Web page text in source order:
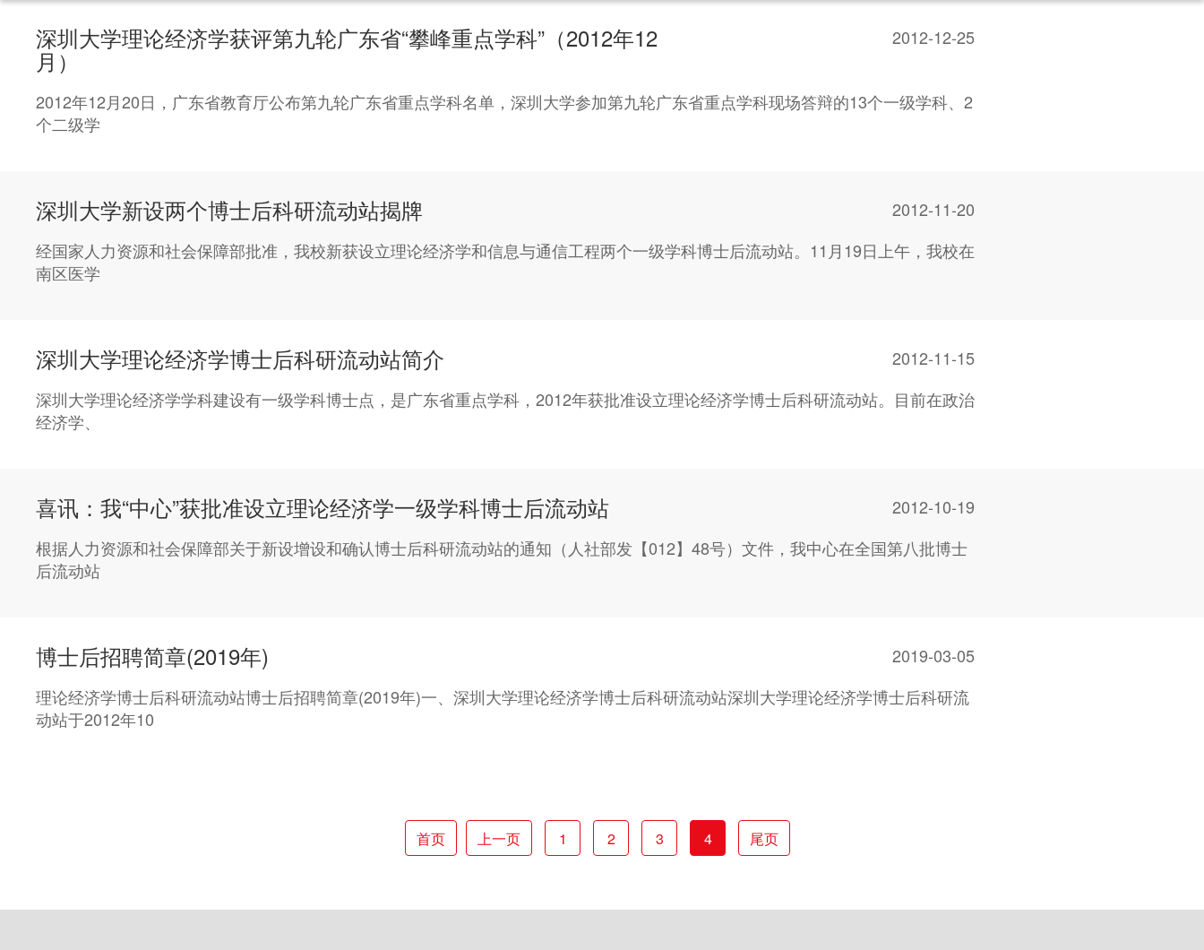
深圳大学理论经济学获评第九轮广东省“攀峰重点学科”（2012年12
月）
2012-12-25
2012年12月20日，广东省教育厅公布第九轮广东省重点学科名单，深圳大学参加第九轮广东省重点学科现场答辩的13个一级学科、2
个二级学
深圳大学新设两个博士后科研流动站揭牌
2012-11-20
经国家人力资源和社会保障部批准，我校新获设立理论经济学和信息与通信工程两个一级学科博士后流动站。11月19日上午，我校在
南区医学
深圳大学理论经济学博士后科研流动站简介
2012-11-15
深圳大学理论经济学学科建设有一级学科博士点，是广东省重点学科，2012年获批准设立理论经济学博士后科研流动站。目前在政治
经济学、
喜讯：我“中心”获批准设立理论经济学一级学科博士后流动站
2012-10-19
根据人力资源和社会保障部关于新设增设和确认博士后科研流动站的通知（人社部发【012】48号）文件，我中心在全国第八批博士
后流动站
博士后招聘简章(2019年)
2019-03-05
理论经济学博士后科研流动站博士后招聘简章(2019年)一、深圳大学理论经济学博士后科研流动站深圳大学理论经济学博士后科研流
动站于2012年10
首页 上一页 1 2 3 4 尾页